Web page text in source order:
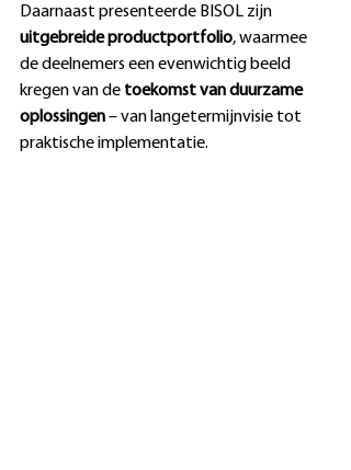
Daarnaast presenteerde BISOL zijn
uitgebreide productportfolio, waarmee
de deelnemers een evenwichtig beeld
kregen van de toekomst van duurzame
oplossingen – van langetermijnvisie tot
praktische implementatie.